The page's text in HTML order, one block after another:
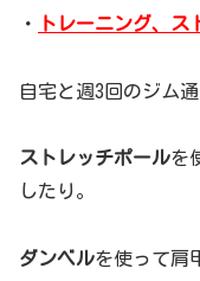
・ トレーニング、ス
自宅と週3回のジム
ストレッチポールを
したり。
ダンベルを使って肩